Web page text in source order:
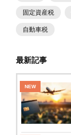
固定資産税
自動車税
最新記事